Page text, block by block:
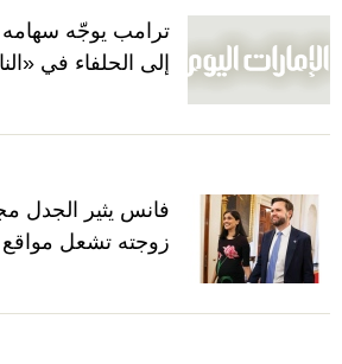
ترامب يوجّه
إلى الحلفاء في
فانس يثير الجدل
زوجته تشعل مواقع